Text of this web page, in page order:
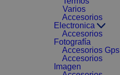
Varios
Accesorios
Electronica
Accesorios
Fotografía
Accesorios Gps
Accesorios
Imagen